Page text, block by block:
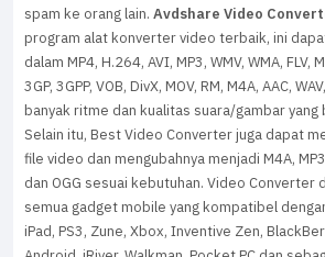
spam ke orang lain. Avdshare Video
program alat konverter video terbaik, ini
dalam MP4, H.264, AVI, MP3, WMV, WMA, FLV,
3GP, 3GPP, VOB, DivX, MOV, RM, M4A, AAC,
banyak ritme dan kualitas suara/gambar yang
Selain itu, Best Video Converter juga dapat
file video dan mengubahnya menjadi M4A,
dan OGG sesuai kebutuhan. Video Converter
semua gadget mobile yang kompatibel
iPad, PS3, Zune, Xbox, Inventive Zen,